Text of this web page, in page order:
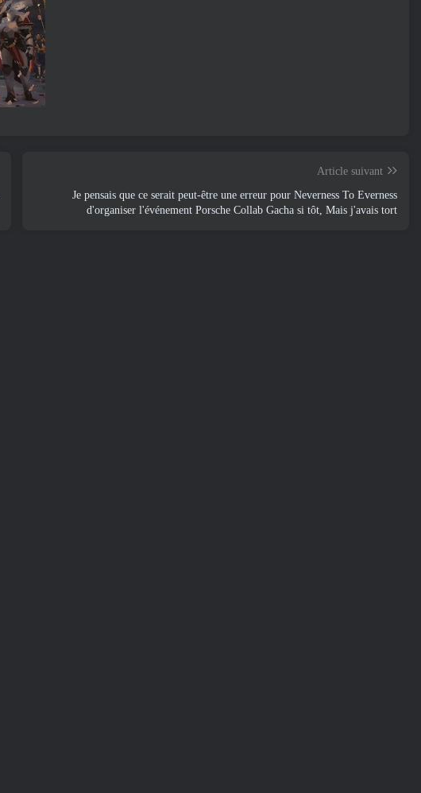
Article suivant
Je pensais que ce serait peut-être une erreur pour Neverness To Everness
d'organiser l'événement Porsche Collab Gacha si tôt, Mais j'avais tort